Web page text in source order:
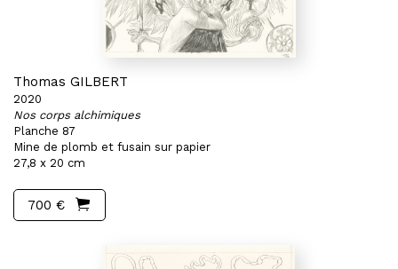
Thomas GILBERT
2020
Nos corps alchimiques
Planche 87
Mine de plomb et fusain sur papier
27,8 x 20 cm
700 €